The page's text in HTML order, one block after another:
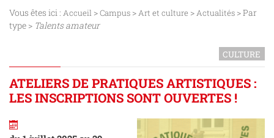
Vous êtes ici : Accueil >Campus >Art et culture >Actualités > Par
type > Talents amateur
CULTURE
ATELIERS DE PRATIQUES ARTISTIQUES :
LES INSCRIPTIONS SONT OUVERTES !